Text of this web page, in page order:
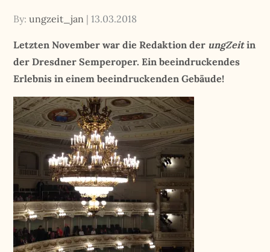
By:ungzeit_jan Posted
13.03.2018
Letzten November war die Redaktion der ungZeitin
der Dresdner Semperoper. Ein beeindruckendes
Erlebnis in einem beeindruckenden Gebäude!